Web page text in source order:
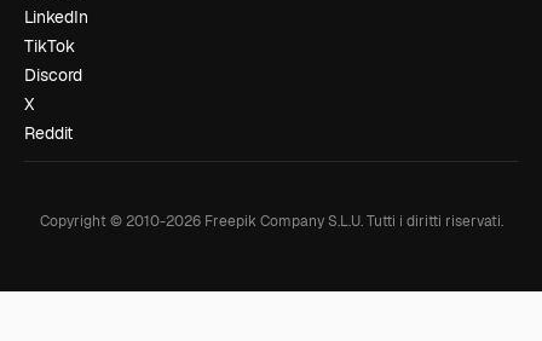
LinkedIn
TikTok
Discord
X
Reddit
Copyright © 2010-2026Freepik Company S.L.U. Tutti i diritti riservati.